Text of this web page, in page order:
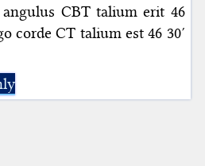
angulus CBT talium erit 46
corde CT talium est 46 30′